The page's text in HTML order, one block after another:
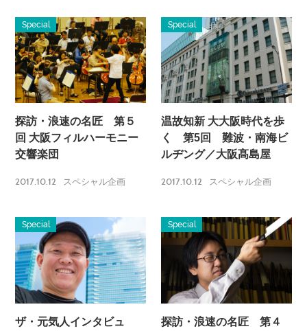
Special
探訪・浪速の名匠 第５
回 大阪フィルハーモニー
交響楽団
2017.10.12 スペシャル企画
Special
温故知新 大大阪時代を歩
く 第5回 難波・南海ビ
ルヂング／大阪髙島屋
2017.10.12 スペシャル企画
Special
ザ・元気人インタビュ
Special
探訪・浪速の名匠 第４